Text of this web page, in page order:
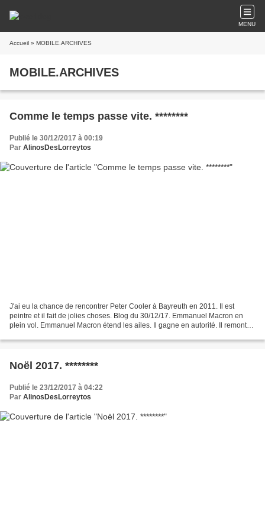
MENU
Accueil » MOBILE.ARCHIVES
MOBILE.ARCHIVES
Comme le temps passe vite. ********
Publié le 30/12/2017 à 00:19
Par AlinosDesLorreytos
J'ai eu la chance de rencontrer Peter Cooler à Bayreuth en 2011. Il est
peintre et il fait de jolies choses. Blog du 30/12/17. Emmanuel Macron en
plein vol. Emmanuel Macron étend les ailes. Il gagne en autorité. Il remonte
Noël 2017. ********
Publié le 23/12/2017 à 04:22
Par AlinosDesLorreytos